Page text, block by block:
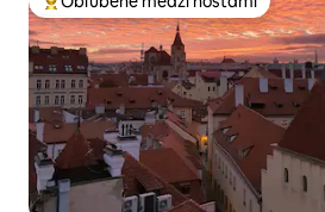
Najobľúbenejšie medzi hosťami